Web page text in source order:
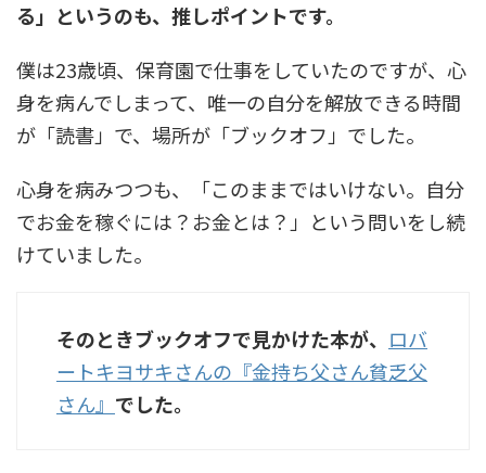
る」というのも、推しポイントです。
僕は23歳頃、保育園で仕事をしていたのですが、心
身を病んでしまって、唯一の自分を解放できる時間
が「読書」で、場所が「ブックオフ」でした。
心身を病みつつも、「このままではいけない。自分
でお金を稼ぐには？お金とは？」という問いをし続
けていました。
そのときブックオフで見かけた本が、 ロバ
ートキヨサキさんの『金持ち父さん貧乏父
さん』 でした。